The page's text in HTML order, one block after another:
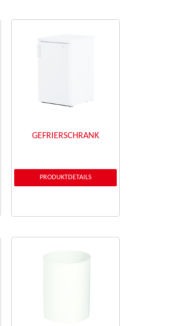
GEFRIERSCHRANK
PRODUKTDETAILS